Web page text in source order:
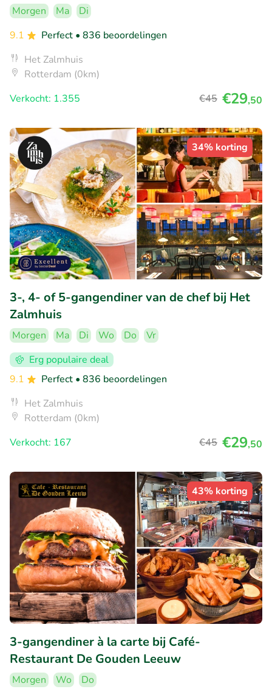
Morgen Ma
Di
9.1
Perfect • 836 beoordelingen
Het Zalmhuis
Rotterdam (0km)
Verkocht: 1.355
€45 €29,50
34% korting
3-, 4- of 5-gangendiner van de chef bij Het
Zalmhuis
Morgen Ma Di Wo Do
Vr
Erg populaire deal
9.1
Perfect • 836 beoordelingen
Het Zalmhuis
Rotterdam (0km)
Verkocht: 167
€45 €29,50
43% korting
3-gangendiner à la carte bij Café-
Restaurant De Gouden Leeuw
Morgen Wo Do